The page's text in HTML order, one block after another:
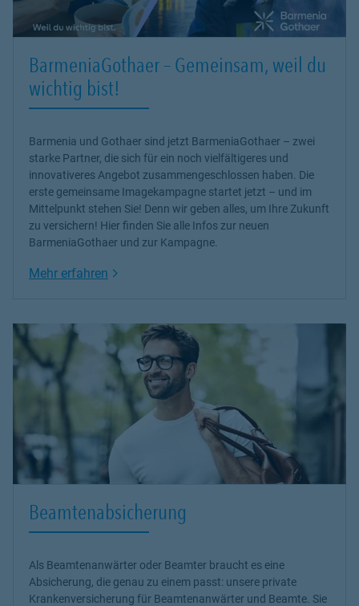
BarmeniaGothaer – Gemeinsam, weil du
wichtig bist!
Barmenia und Gothaer sind jetzt BarmeniaGothaer – zwei
starke Partner, die sich für ein noch vielfältigeres und
innovativeres Angebot zusammengeschlossen haben. Die
erste gemeinsame Imagekampagne startet jetzt – und im
Mittelpunkt stehen Sie! Denn wir geben alles, um Ihre Zukunft
zu versichern! Hier finden Sie alle Infos zur neuen
BarmeniaGothaer und zur Kampagne.
Mehr erfahren Link Opens in New Tab
Beamtenabsicherung
Als Beamtenanwärter oder Beamter braucht es eine
Absicherung, die genau zu einem passt: unsere private
Krankenversicherung für Beamtenanwärter und Beamte. Sie